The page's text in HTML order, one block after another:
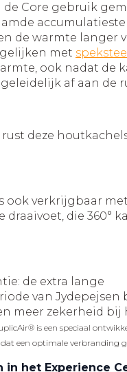
Core gebruik
de warmte langer
met
ook nadat de
af aan de
rust deze
ook verkrijgbaar
draaivoet, die 360°
de extra lange
van Jydepejsen
meer zekerheid bij
is een speciaal
een optimale verbranding
in het Experience